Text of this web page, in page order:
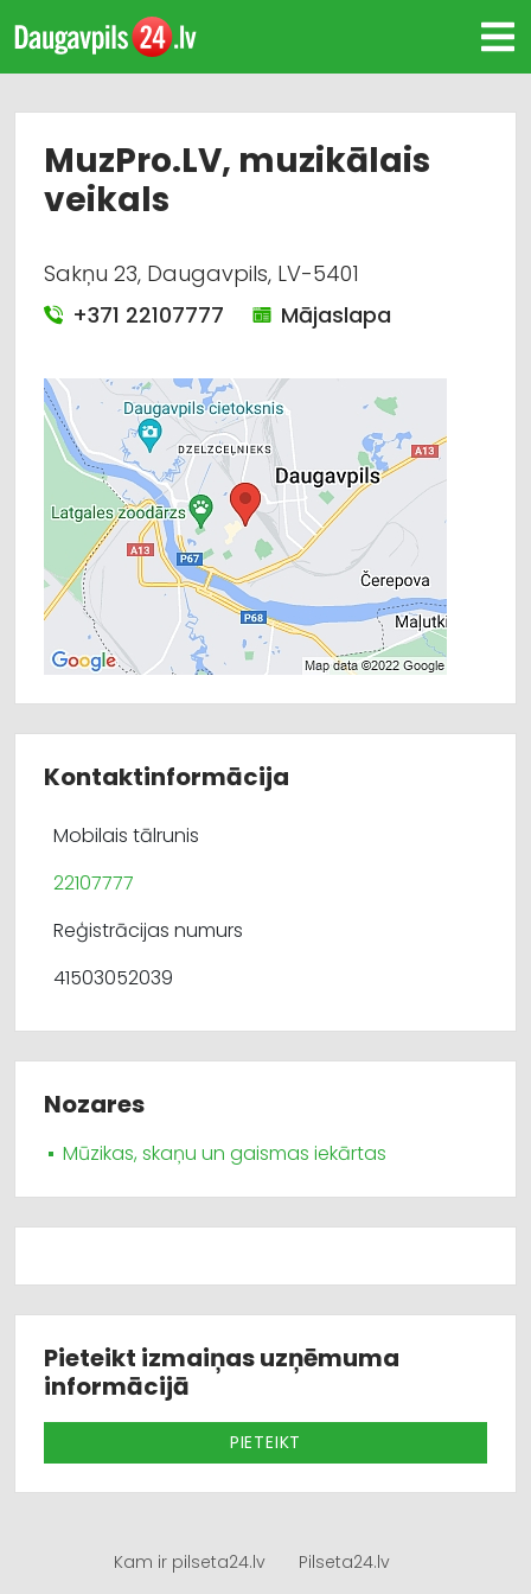
MuzPro.LV, muzikālais
veikals
Sakņu 23, Daugavpils, LV-5401
+371 22107777
Mājaslapa
Kontaktinformācija
Mobilais tālrunis
22107777
Reģistrācijas numurs
41503052039
Nozares
Mūzikas, skaņu un gaismas iekārtas
Pieteikt izmaiņas uzņēmuma
informācijā
PIETEIKT
Kam ir pilseta24.lv Pilseta24.lv